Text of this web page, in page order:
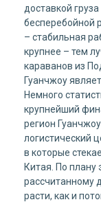
доставкой
бесперебойной
– стабильная
крупнее – тем
караванов из
Гуанчжоу
Немного
крупнейший
регион
логистический
в которые
Китая. По плану
рассчитанному
расти, как и